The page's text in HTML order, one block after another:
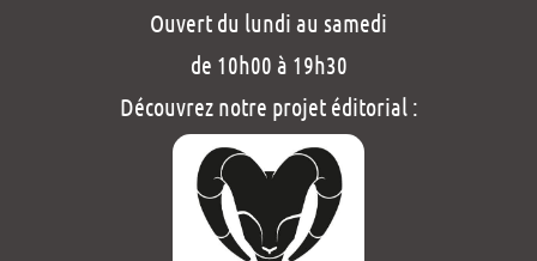
Ouvert du lundi au samedi
de 10h00 à 19h30
Découvrez notre projet éditorial :